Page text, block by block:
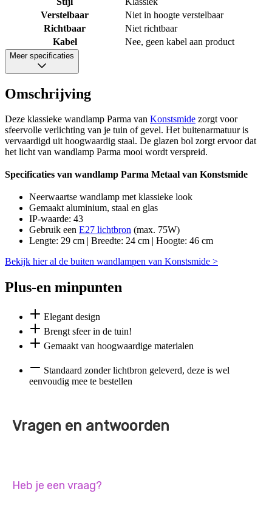
Verstelbaar
Niet in hoogte verstelbaar
Richtbaar
Niet richtbaar
Kabel
Nee, geen kabel aan product
Meer specificaties
Omschrijving
Deze klassieke wandlamp Parma van Konstsmide zorgt voor
sfeervolle verlichting van je tuin of gevel. Het buitenarmatuur is
vervaardigd uit hoogwaardig staal. De glazen bol zorgt ervoor dat
het licht van wandlamp Parma mooi wordt verspreid.
Specificaties van wandlamp Parma Metaal van Konstsmide
Neerwaartse wandlamp met klassieke look
Gemaakt aluminium, staal en glas
IP-waarde: 43
Gebruik een E27 lichtbron (max. 75W)
Lengte: 29 cm | Breedte: 24 cm | Hoogte: 46 cm
Bekijk hier al de buiten wandlampen van Konstsmide >
Plus-en minpunten
Elegant design
Brengt sfeer in de tuin!
Gemaakt van hoogwaardige materialen
Standaard zonder lichtbron geleverd, deze is wel
eenvoudig mee te bestellen
Vragen en antwoorden
Heb je een vraag?